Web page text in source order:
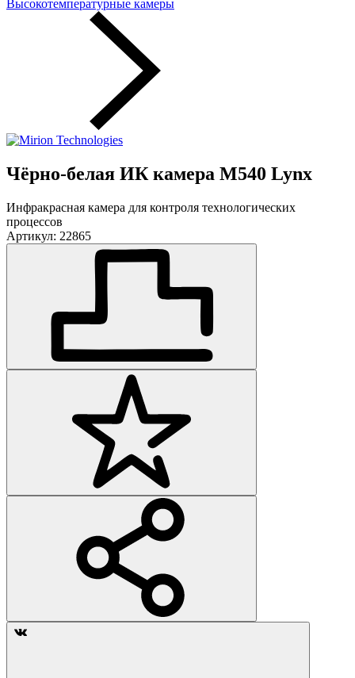
Высокотемпературные камеры
Чёрно-белая ИК камера M540 Lynx
Инфракрасная камера для контроля технологических
процессов
Артикул: 22865